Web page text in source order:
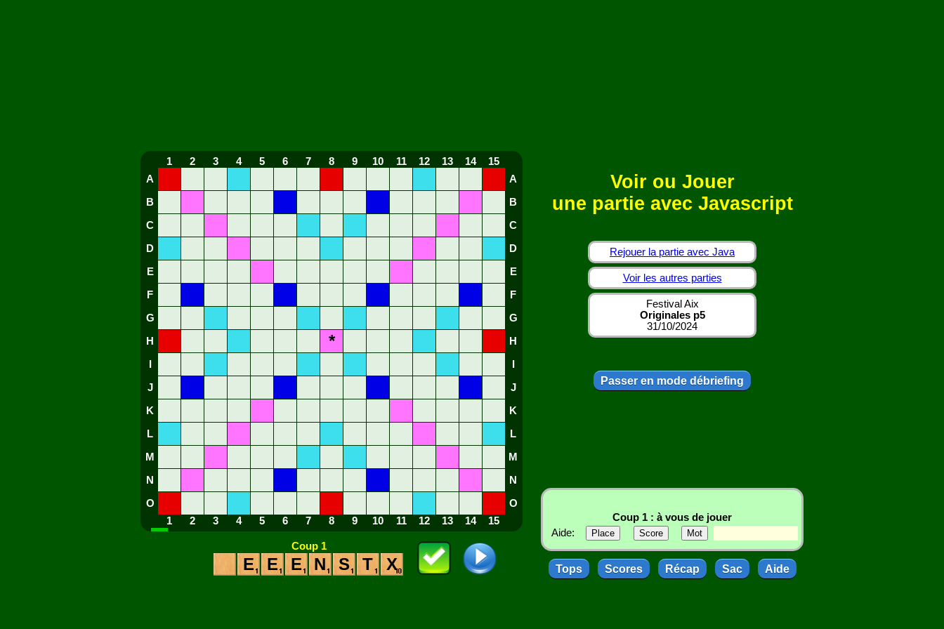
1 2 3 4 5 6 7 8 9 10 11 12 13 14
15
A
A
B B
C C
D D
E E
F F
G G
H * H
J J
K K
L L
M M
N N
O
O
1
2 3 4 5 6 7 8 9 10 11 12 13 14 15
Coup 1
E E E N S T X
Voir ou Jouer
une partie avec Javascript
Rejouer la partie avec Java
Voir les autres parties
Festival Aix
Originales p5
31/10/2024
Passer en mode débriefing
Coup 1 : à vous de jouer
Aide:
Tops Scores Récap Sac Aide